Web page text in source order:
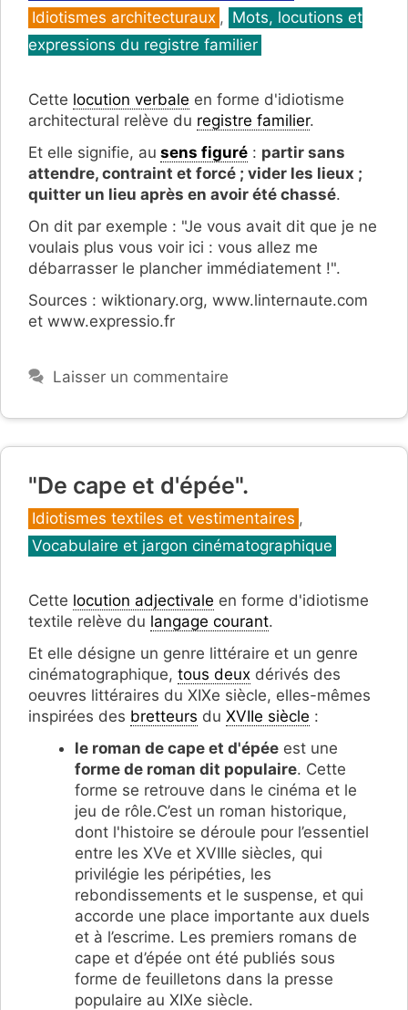
Idiotismes architecturaux , Mots, locutions et
expressions du registre familier
Cette locution verbale en forme d'idiotisme
architectural relève du registre familier.
Et elle signifie, au sens figuré : partir sans
attendre, contraint et forcé ; vider les lieux ;
quitter un lieu après en avoir été chassé.
On dit par exemple : "Je vous avait dit que je ne
voulais plus vous voir ici : vous allez me
débarrasser le plancher immédiatement !".
Sources : wiktionary.org, www.linternaute.com
et www.expressio.fr
Laisser un commentaire
"De cape et d'épée".
Catégories
Idiotismes textiles et vestimentaires ,
Vocabulaire et jargon cinématographique
Cette locution adjectivale en forme d'idiotisme
textile relève du langage courant.
Et elle désigne un genre littéraire et un genre
cinématographique, tous deux dérivés des
oeuvres littéraires du XIXe siècle, elles-mêmes
inspirées des bretteurs du XVIIe siècle :
le roman de cape et d'épée est une
forme de roman dit populaire. Cette
forme se retrouve dans le cinéma et le
jeu de rôle.C’est un roman historique,
dont l'histoire se déroule pour l’essentiel
entre les XVe et XVIIIe siècles, qui
privilégie les péripéties, les
rebondissements et le suspense, et qui
accorde une place importante aux duels
et à l’escrime. Les premiers romans de
cape et d’épée ont été publiés sous
forme de feuilletons dans la presse
populaire au XIXe siècle.